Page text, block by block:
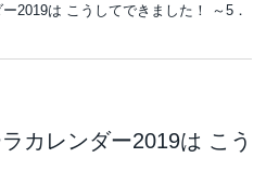
2019は こうしてできました！ ～5．
カレンダー2019は こう